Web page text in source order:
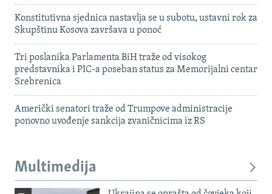
Konstitutivna sjednica nastavlja se u subotu, ustavni rok za
Skupštinu Kosova završava u ponoć
Tri poslanika Parlamenta BiH traže od visokog
predstavnika i PIC-a poseban status za Memorijalni centar
Srebrenica
Američki senatori traže od Trumpove administracije
ponovno uvođenje sankcija zvaničnicima iz RS
Multimedija